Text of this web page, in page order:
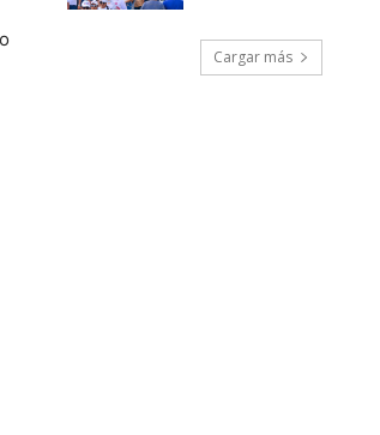
Cargar más